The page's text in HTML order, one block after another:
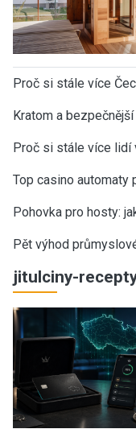
Proč si stále více
Kratom a
Proč si stále více lidí
Top casino automaty
Pohovka pro hosty:
Pět výhod
jitulciny-